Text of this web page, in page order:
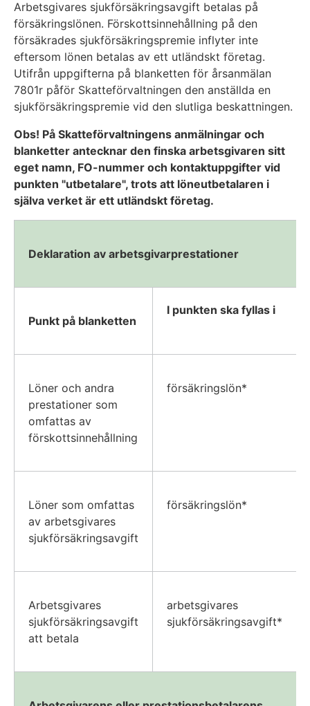
Arbetsgivares sjukförsäkringsavgift betalas på
försäkringslönen. Förskottsinnehållning på den
försäkrades sjukförsäkringspremie inflyter inte
eftersom lönen betalas av ett utländskt företag.
Utifrån uppgifterna på blanketten för årsanmälan
7801r påför Skatteförvaltningen den anställda en
sjukförsäkringspremie vid den slutliga beskattningen.
Obs! På Skatteförvaltningens anmälningar och
blanketter antecknar den finska arbetsgivaren sitt
eget namn, FO-nummer och kontaktuppgifter vid
punkten "utbetalare", trots att löneutbetalaren i
själva verket är ett utländskt företag.
Deklaration av arbetsgivarprestationer
Punkt på blanketten
I punkten ska fyllas i
Löner och andra
prestationer som
omfattas av
förskottsinnehållning
försäkringslön*
Löner som omfattas
av arbetsgivares
sjukförsäkringsavgift
försäkringslön*
Arbetsgivares
sjukförsäkringsavgift
att betala
arbetsgivares
sjukförsäkringsavgift*